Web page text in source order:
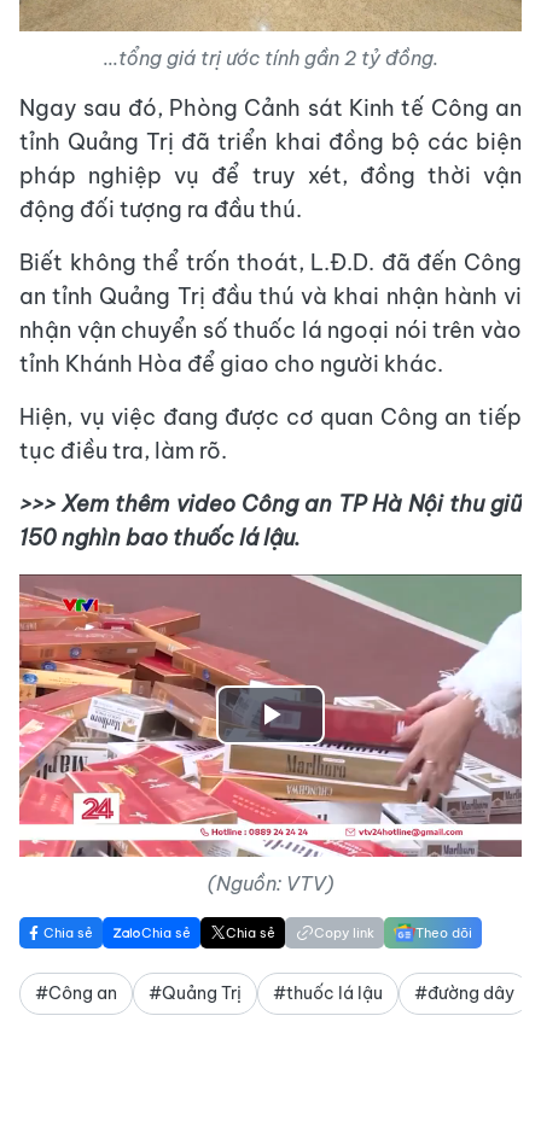
...tổng giá trị ước tính gần 2 tỷ đồng.
Ngay sau đó, Phòng Cảnh sát Kinh tế Công an
tỉnh Quảng Trị đã triển khai đồng bộ các biện
pháp nghiệp vụ để truy xét, đồng thời vận
động đối tượng ra đầu thú.
Biết không thể trốn thoát, L.Đ.D. đã đến Công
an tỉnh Quảng Trị đầu thú và khai nhận hành vi
nhận vận chuyển số thuốc lá ngoại nói trên vào
tỉnh Khánh Hòa để giao cho người khác.
Hiện, vụ việc đang được cơ quan Công an tiếp
tục điều tra, làm rõ.
>>> Xem thêm video Công an TP Hà Nội thu giữ
150 nghìn bao thuốc lá lậu.
Play
Video
(Nguồn: VTV)
Chia sẻ Chia sẻ Chia sẻ Copy link Theo dõi
#Công an #Quảng Trị #thuốc lá lậu #đường dây